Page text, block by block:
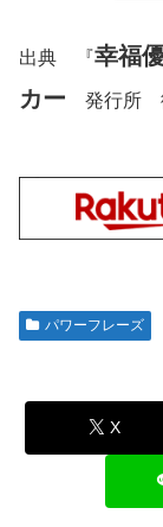
出典 『幸福
カー 発行所
パワーフレーズ
X